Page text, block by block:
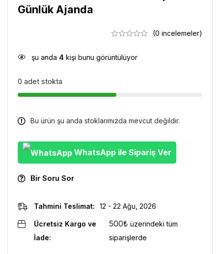
Günlük Ajanda
(0 incelemeler)
şu anda 4 kişi bunu görüntülüyor
0 adet stokta
Bu ürün şu anda stoklarımızda mevcut değildir.
WhatsApp ile Sipariş Ver
Bir Soru Sor
Tahmini Teslimat: 12 - 22 Ağu, 2026
Ücretsiz Kargo ve
İade:
500₺ üzerindeki tüm
siparişlerde